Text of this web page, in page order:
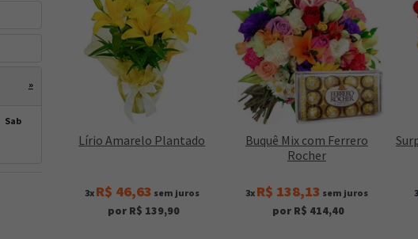
»
Sab
Lírio Amarelo Plantado
3x R$ 46,63 sem juros
por R$ 139,90
Buquê Mix com Ferrero
Rocher
3x R$ 138,13 sem juros
por R$ 414,40